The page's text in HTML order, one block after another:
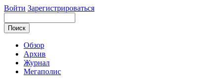
Войти Зарегистрироваться
Обзор
Архив
Журнал
Мегаполис